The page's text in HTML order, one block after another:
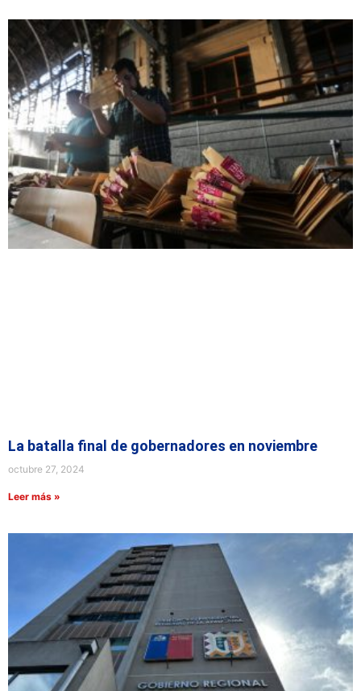
La batalla final de gobernadores en noviembre
octubre 27, 2024
Leer más »